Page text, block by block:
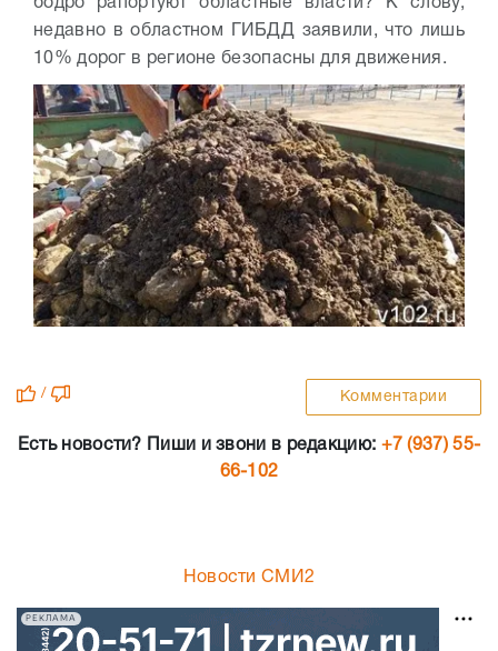
недавно в областном ГИБДД заявили, что лишь
10% дорог в регионе безопасны для движения.
/ Комментарии
Есть новости? Пиши и звони в редакцию: +7 (937) 55-
66-102
Новости СМИ2
РЕКЛАМА